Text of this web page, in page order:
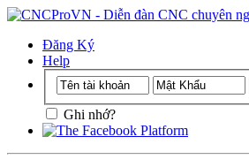
Đăng Ký
Help
Ghi nhớ?